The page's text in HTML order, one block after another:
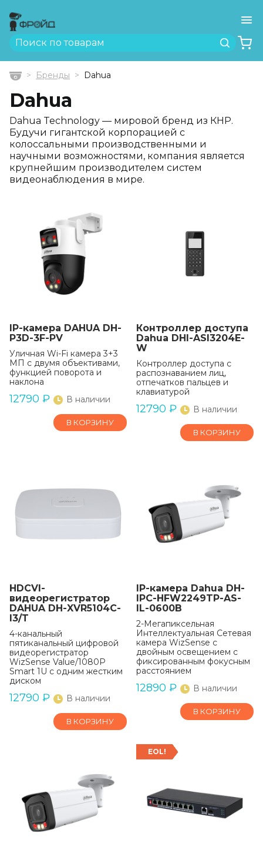
Найти
ГлавнаяБренды Dahua
Dahua
Dahua Technology — мировой бренд из КНР.
Будучи гигантской корпорацией с
колоссальными производственными и
научными возможностями, компания является
крупнейшим производителем систем
видеонаблюдения в мире.
IP-камера DAHUA DH-
P3D-3F-PV
Уличная Wi-Fi камера 3+3
МП с двумя объективами,
функцией поворота и
наклона
12790 ₽ В наличии
В КОРЗИНУ
Контроллер доступа
Dahua DHI-ASI3204E-
W
Контроллер доступа с
распознаванием лиц,
отпечатков пальцев и
клавиатурой
12790 ₽ В наличии
В КОРЗИНУ
HDCVI-
видеорегистратор
DAHUA DH-XVR5104C-
I3/T
4-канальный
пятиканальный цифровой
видеорегистратор
WizSense Value/1080P
Smart 1U с одним жестким
диском
12790 ₽ В наличии
В КОРЗИНУ
IP-камера Dahua DH-
IPC-HFW2249TP-AS-
IL-0600B
2-Мегапиксельная
Интеллектуальная Сетевая
камера WizSense с
двойным освещением с
фиксированным фокусным
расстоянием
12890 ₽ В наличии
В КОРЗИНУ
EOL!